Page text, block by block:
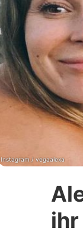
Instagram / vegaalexa